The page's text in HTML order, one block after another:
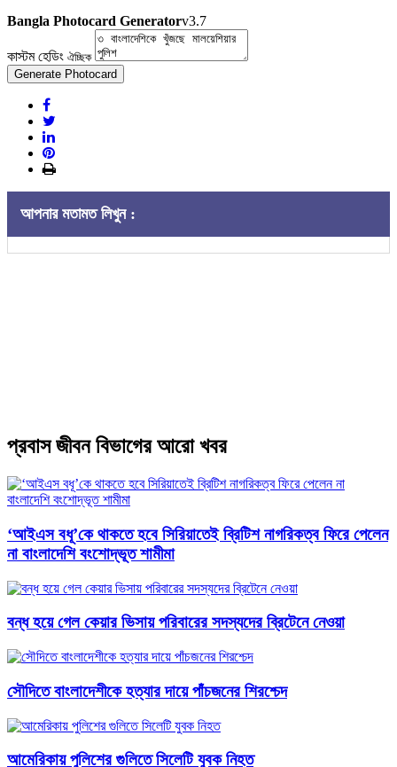
Bangla Photocard Generatorv3.7
কাস্টম হেডিং ঐচ্ছিক
Generate Photocard
আপনার মতামত লিখুন :
প্রবাস জীবন বিভাগের আরো খবর
‘আইএস বধূ’কে থাকতে হবে সিরিয়াতেই ব্রিটিশ নাগরিকত্ব ফিরে পেলেন
না বাংলাদেশি বংশোদ্ভূত শামীমা
বন্ধ হয়ে গেল কেয়ার ভিসায় পরিবারের সদস্যদের ব্রিটেনে নেওয়া
সৌদিতে বাংলাদেশীকে হত্যার দায়ে পাঁচজনের শিরশ্চেদ
আমেরিকায় পুলিশের গুলিতে সিলেটি যুবক নিহত